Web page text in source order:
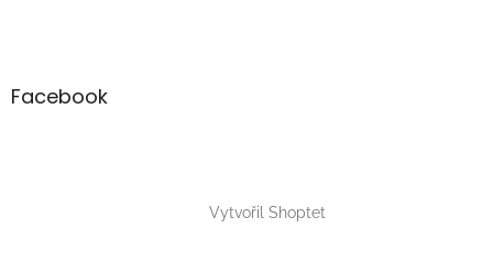
Facebook
Vytvořil Shoptet